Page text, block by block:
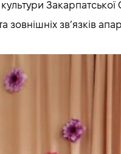
зовнішніх зв’язків